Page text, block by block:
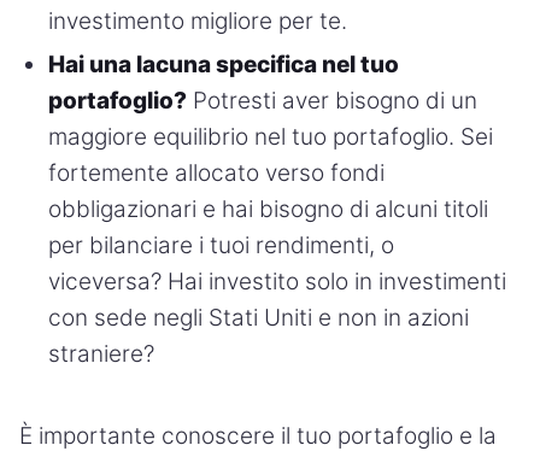
investimento migliore per te.
Hai una lacuna specifica nel tuo
portafoglio? Potresti aver bisogno di un
maggiore equilibrio nel tuo portafoglio. Sei
fortemente allocato verso fondi
obbligazionari e hai bisogno di alcuni titoli
per bilanciare i tuoi rendimenti, o
viceversa? Hai investito solo in investimenti
con sede negli Stati Uniti e non in azioni
straniere?
È importante conoscere il tuo portafoglio e la